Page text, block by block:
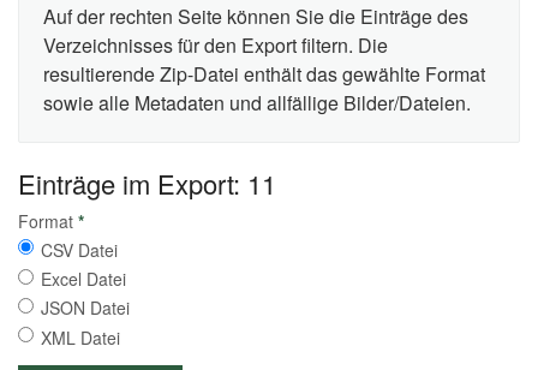
Auf der rechten Seite können Sie die Einträge des
Verzeichnisses für den Export filtern. Die
resultierende Zip-Datei enthält das gewählte Format
sowie alle Metadaten und allfällige Bilder/Dateien.
Einträge im Export: 11
Format *
CSV Datei
Excel Datei
JSON Datei
XML Datei